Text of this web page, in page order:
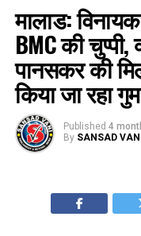
मालाड:
BMC की
पानसकर की
किया जा रहा
Published 4
By SANSAD